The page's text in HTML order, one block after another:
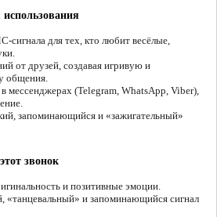
для тех, кто любит весёлые,
от друзей, создавая игривую и
общения.
мессенджерах (Telegram, WhatsApp, Viber),
запоминающийся и «зажигательный»
звонок
и позитивные эмоции.
и запоминающийся сигнал